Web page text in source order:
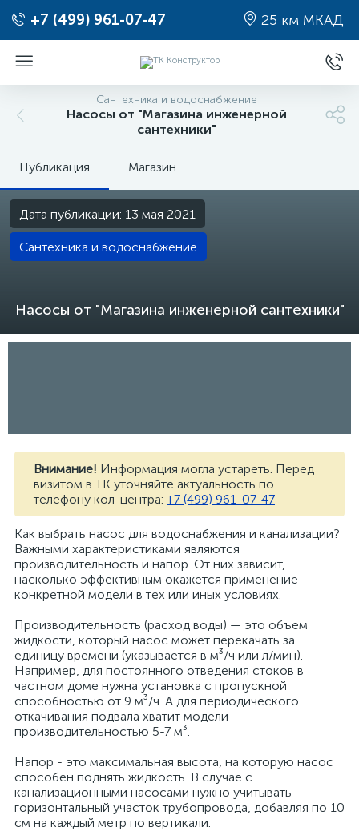
+7 (499) 961-07-47 25 км МКАД
Сантехника и водоснабжение
Насосы от "Магазина инженерной
сантехники"
Публикация Магазин
Насосы от "Магазина инженерной сантехники"
Дата публикации: 13 мая 2021
Сантехника и водоснабжение
Внимание! Информация могла устареть. Перед
визитом в ТК уточняйте актуальность по
телефону кол-центра: +7 (499) 961-07-47
Как выбрать насос для водоснабжения и канализации?
Важными характеристиками являются
производительность и напор. От них зависит,
насколько эффективным окажется применение
конкретной модели в тех или иных условиях.
Производительность (расход воды) — это объем
жидкости, который насос может перекачать за
единицу времени (указывается в м³/ч или л/мин).
Например, для постоянного отведения стоков в
частном доме нужна установка с пропускной
способностью от 9 м³/ч. А для периодического
откачивания подвала хватит модели
производительностью 5-7 м³.
Напор - это максимальная высота, на которую насос
способен поднять жидкость. В случае с
канализационными насосами нужно учитывать
горизонтальный участок трубопровода, добавляя по 10
см на каждый метр по вертикали.